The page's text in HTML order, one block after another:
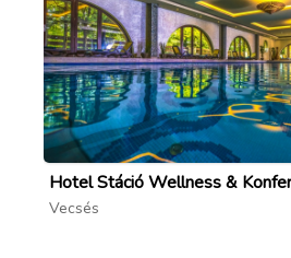
Hotel Stáció Wellness &
Vecsés